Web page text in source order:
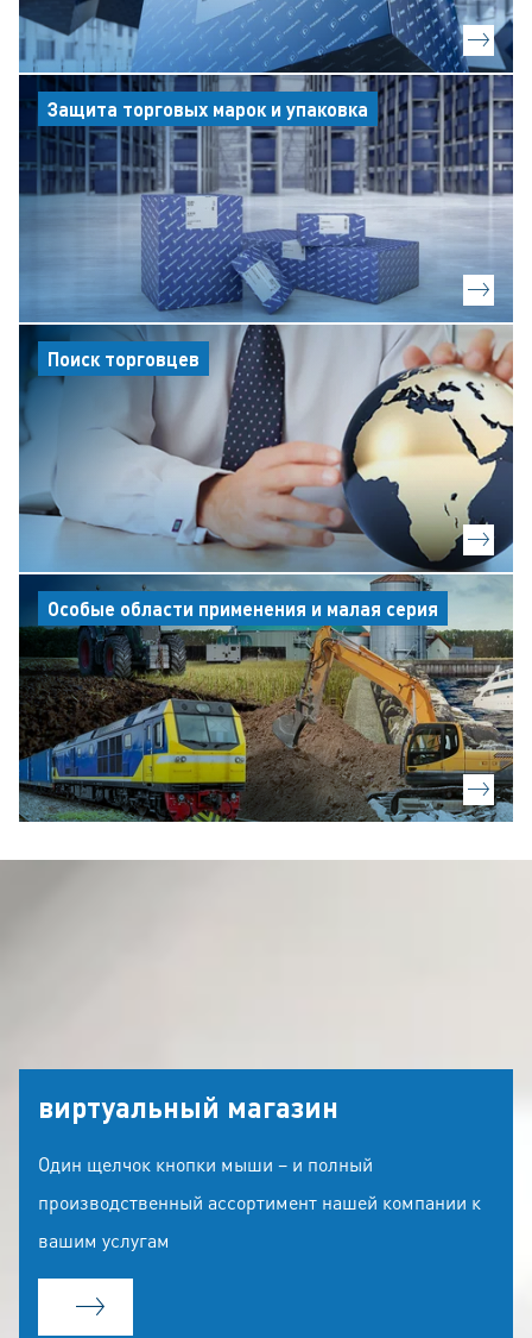
Защита торговых марок и упаковка
Поиск торговцев
Особые области применения и малая серия
виртуальный магазин
Один щелчок кнопки мыши – и полный
производственный ассортимент нашей компании к
вашим услугам